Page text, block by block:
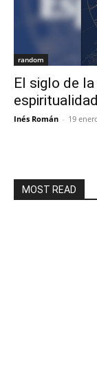
random
El siglo de
espiritualidad
Inés Román - 19
MOST READ